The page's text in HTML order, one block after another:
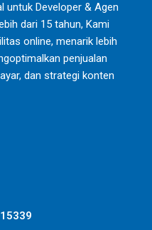
untuk Developer & Agen
dari 15 tahun, Kami
online, menarik lebih
penjualan
dan strategi konten